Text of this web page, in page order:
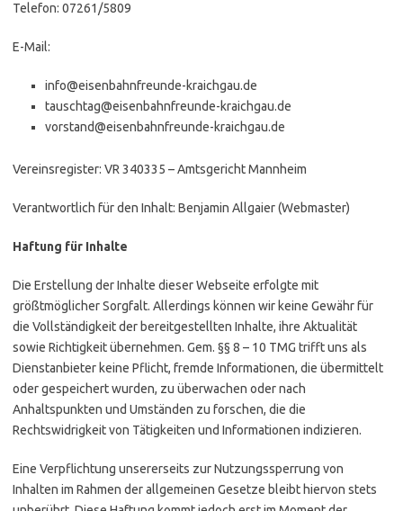
Telefon: 07261/5809
E-Mail:
info@eisenbahnfreunde-kraichgau.de
tauschtag@eisenbahnfreunde-kraichgau.de
vorstand@eisenbahnfreunde-kraichgau.de
Vereinsregister: VR 340335 – Amtsgericht Mannheim
Verantwortlich für den Inhalt: Benjamin Allgaier (Webmaster)
Haftung für Inhalte
Die Erstellung der Inhalte dieser Webseite erfolgte mit
größtmöglicher Sorgfalt. Allerdings können wir keine Gewähr für
die Vollständigkeit der bereitgestellten Inhalte, ihre Aktualität
sowie Richtigkeit übernehmen. Gem. §§ 8 – 10 TMG trifft uns als
Dienstanbieter keine Pflicht, fremde Informationen, die übermittelt
oder gespeichert wurden, zu überwachen oder nach
Anhaltspunkten und Umständen zu forschen, die die
Rechtswidrigkeit von Tätigkeiten und Informationen indizieren.
Eine Verpflichtung unsererseits zur Nutzungssperrung von
Inhalten im Rahmen der allgemeinen Gesetze bleibt hiervon stets